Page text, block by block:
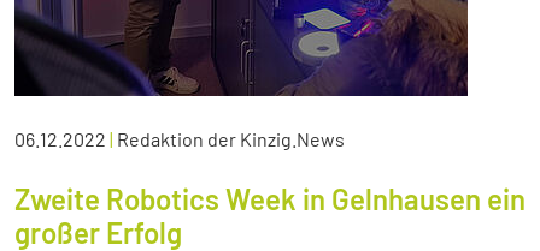
06.12.2022 | Redaktion der Kinzig.News
Zweite Robotics Week in Gelnhausen ein
großer Erfolg